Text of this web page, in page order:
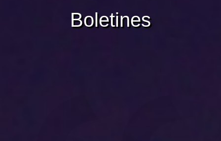
Boletines